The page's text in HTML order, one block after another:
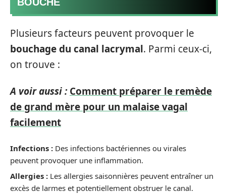
Plusieurs facteurs peuvent provoquer le
bouchage du canal lacrymal. Parmi ceux-ci,
on trouve :
A voir aussi : Comment préparer le remède
de grand mère pour un malaise vagal
facilement
Infections : Des infections bactériennes ou virales
peuvent provoquer une inflammation.
Allergies : Les allergies saisonnières peuvent entraîner un
excès de larmes et potentiellement obstruer le canal.